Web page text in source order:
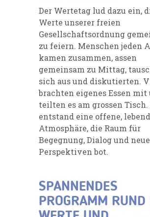
Der Wertetag lud dazu ein,
Werte unserer freien
Gesellschaftsordnung
zu feiern. Menschen jeden
kamen zusammen, assen
gemeinsam zu Mittag,
sich aus und diskutierten.
brachten eigenes Essen mit
teilten es am grossen Tisch.
entstand eine offene,
Atmosphäre, die Raum für
Begegnung, Dialog und neue
Perspektiven bot.
SPANNENDES
PROGRAMM RUND